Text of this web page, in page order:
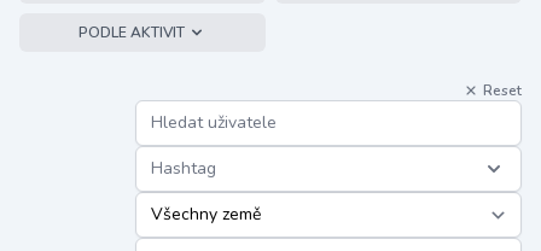
PODLE AKTIVIT
Reset
Hashtag